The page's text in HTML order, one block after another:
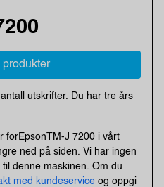
utskrifter. Du har tre års
forEpsonTM-J 7200 i vårt
ned på siden. Vi har ingen
denne maskinen. Om du
med kundeservice og oppgi